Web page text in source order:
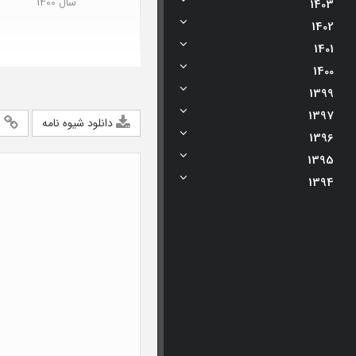
1403
1402
1401
1400
1399
1397
1396
1395
1394
دانلود شیوه نامه